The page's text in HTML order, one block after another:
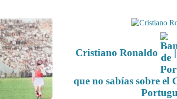
Cristiano Ronaldo |
que no sabías sobre el